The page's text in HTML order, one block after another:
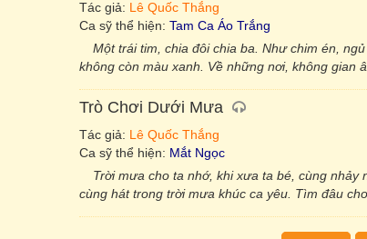
Tác giả: Lê Quốc Thắng
Ca sỹ thể hiện: Tam Ca Áo Trắng
Một trái tim, chia đôi chia ba. Như chim én,
không còn màu xanh. Về những nơi, không gian
Trò Chơi Dưới Mưa
Tác giả: Lê Quốc Thắng
Ca sỹ thể hiện: Mắt Ngọc
Trời mưa cho ta nhớ, khi xưa ta bé, cùng
cùng hát trong trời mưa khúc ca yêu. Tìm đâu